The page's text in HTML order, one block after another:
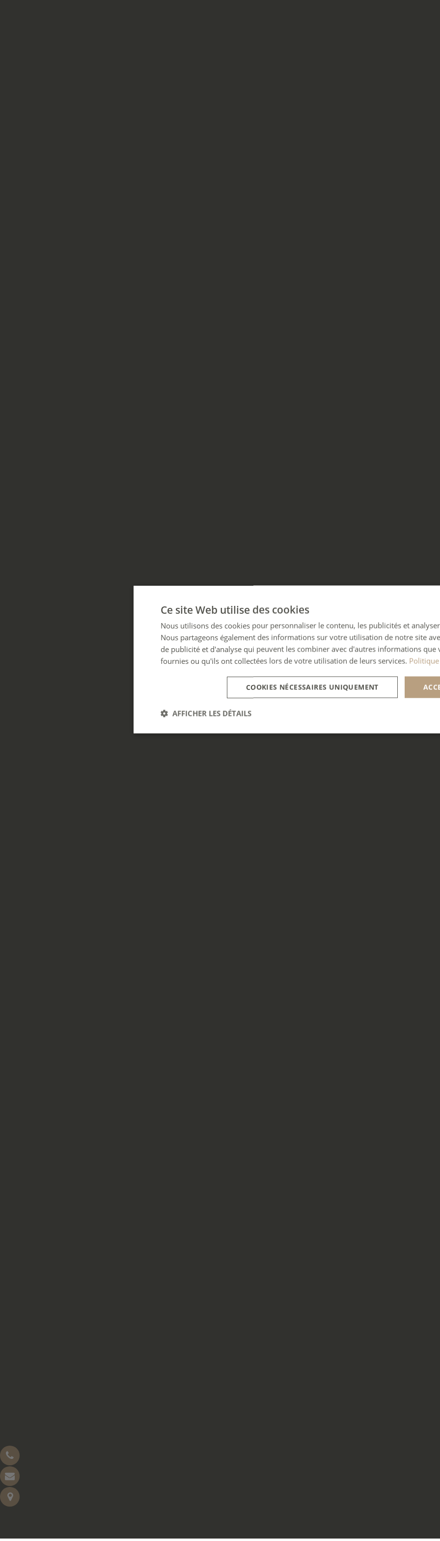
Ce site Web utilise des cookies
Nous utilisons des cookies pour personnaliser le contenu, les publicités et
Nous partageons également des informations sur votre utilisation de notre site
de publicité et d'analyse qui peuvent les combiner avec d'autres informations que
fournies ou qu'ils ont collectées lors de votre utilisation de leurs services.
COOKIES NÉCESSAIRES UNIQUEMENT
AFFICHER LES DÉTAILS